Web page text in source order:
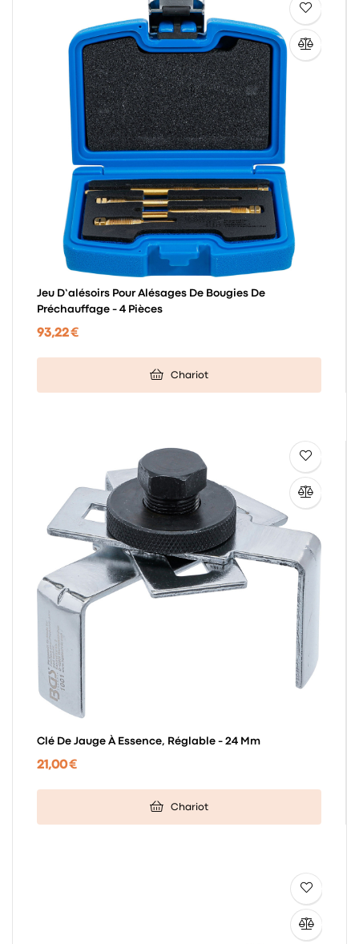
Jeu D’alésoirs Pour Alésages De Bougies De
Préchauffage - 4 Pièces
93,22 €
Chariot
Clé De Jauge À Essence, Réglable - 24 Mm
21,00 €
Chariot